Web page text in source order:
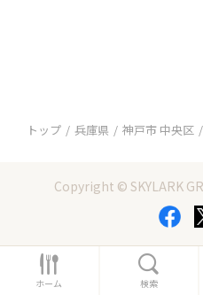
トップ 兵庫県 神戸市 中央区
Copyright © SKYLARK
ホ
ー
ホーム 索
検索